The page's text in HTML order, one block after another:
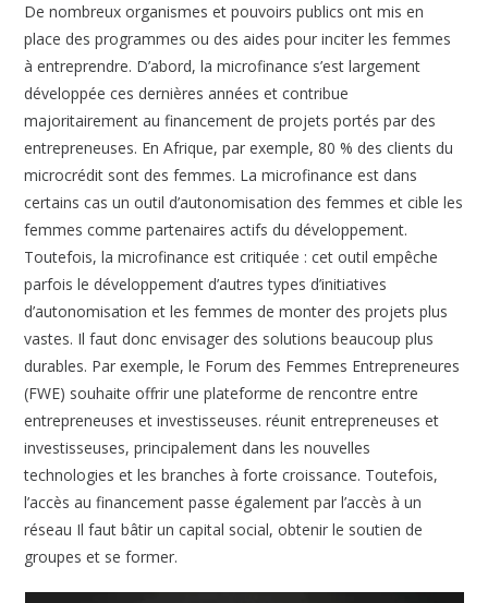
De nombreux organismes et pouvoirs publics ont mis en
place des programmes ou des aides pour inciter les femmes
à entreprendre. D’abord, la microfinance s’est largement
développée ces dernières années et contribue
majoritairement au financement de projets portés par des
entrepreneuses. En Afrique, par exemple, 80 % des clients du
microcrédit sont des femmes. La microfinance est dans
certains cas un outil d’autonomisation des femmes et cible les
femmes comme partenaires actifs du développement.
Toutefois, la microfinance est critiquée : cet outil empêche
parfois le développement d’autres types d’initiatives
d’autonomisation et les femmes de monter des projets plus
vastes. Il faut donc envisager des solutions beaucoup plus
durables. Par exemple, le Forum des Femmes Entrepreneures
(FWE) souhaite offrir une plateforme de rencontre entre
entrepreneuses et investisseuses. réunit entrepreneuses et
investisseuses, principalement dans les nouvelles
technologies et les branches à forte croissance. Toutefois,
l’accès au financement passe également par l’accès à un
réseau Il faut bâtir un capital social, obtenir le soutien de
groupes et se former.